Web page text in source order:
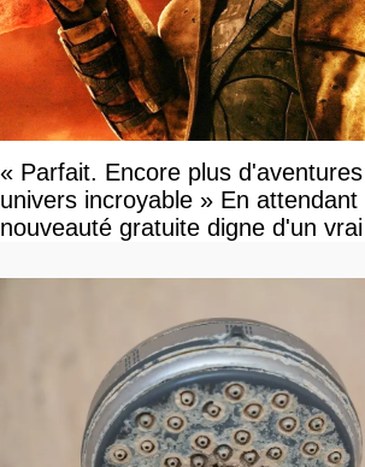
« Parfait. Encore plus
univers incroyable » En
nouveauté gratuite digne d'un